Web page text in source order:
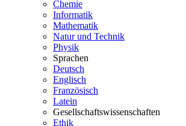
Chemie
Informatik
Mathematik
Natur und Technik
Physik
Sprachen
Deutsch
Englisch
Französisch
Latein
Gesellschaftswissenschaften
Ethik